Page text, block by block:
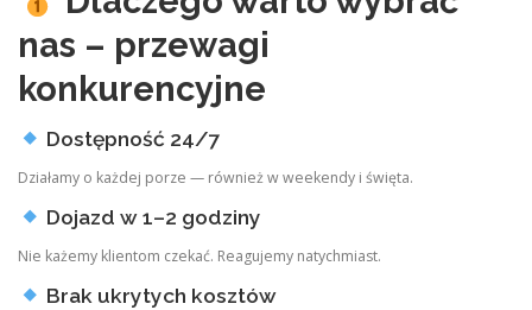
nas – przewagi
konkurencyjne
Dostępność 24/7
Działamy o każdej porze — również w weekendy i święta.
Dojazd w 1–2 godziny
Nie każemy klientom czekać. Reagujemy natychmiast.
Brak ukrytych kosztów